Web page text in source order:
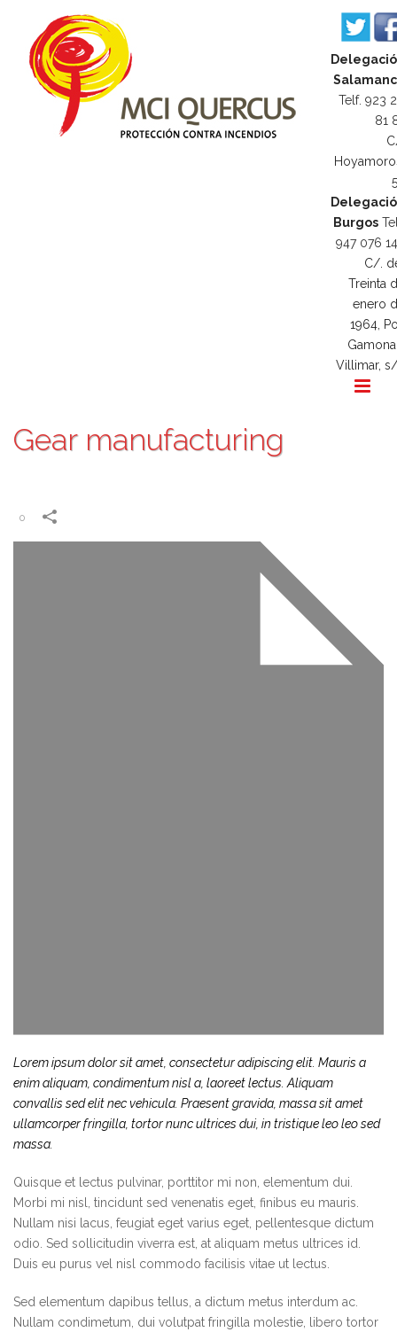
Telf. 923
81
Burgos
947 076
C/.
Treinta
enero
1964,
Villimar,
Gear manufacturing
0
Lorem ipsum dolor sit amet, consectetur adipiscing elit. Mauris a
enim aliquam, condimentum nisl a, laoreet lectus. Aliquam
convallis sed elit nec vehicula. Praesent gravida, massa sit amet
ullamcorper fringilla, tortor nunc ultrices dui, in tristique leo leo sed
massa.
Quisque et lectus pulvinar, porttitor mi non, elementum dui.
Morbi mi nisl, tincidunt sed venenatis eget, finibus eu mauris.
Nullam nisi lacus, feugiat eget varius eget, pellentesque dictum
odio. Sed sollicitudin viverra est, at aliquam metus ultrices id.
Duis eu purus vel nisl commodo facilisis vitae ut lectus.
Sed elementum dapibus tellus, a dictum metus interdum ac.
Nullam condimetum, dui volutpat fringilla molestie, libero tortor